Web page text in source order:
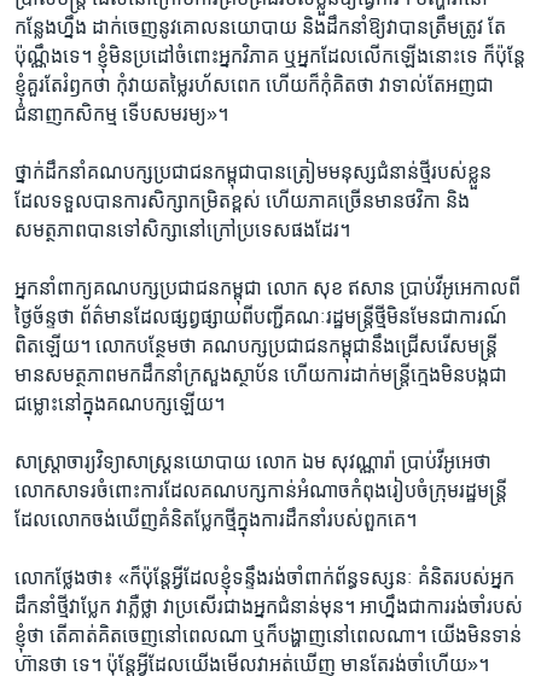
កន្លែង​ហ្នឹង ​ដាក់​ចេញនូវ​គោល​នយោបាយ​ និងដឹកនាំ​ឱ្យ​វា​បាន​ត្រឹម​ត្រូវ ​តែ​
ប៉ុណ្ណឹង​ទេ។ ​ខ្ញុំ​មិន​ប្រដៅ​ចំពោះ​អ្នក​វិភាគ​ ឬ​អ្នក​ដែល​លើក​ឡើង​នោះ​ទេ​ ក៏​ប៉ុន្តែ​
ខ្ញុំ​គួរ​តែ​រំឭក​ថា ​កុំ​វាយ​តម្លៃ​រហ័ស​ពេក ហើយ​ក៏​កុំ​គិត​ថា ​វា​ទាល់​តែ​អញ​ជា​
ជំនាញ​កសិកម្ម​ ទើប​សម​រម្យ»។​
ថ្នាក់​ដឹកនាំ​គណបក្ស​ប្រជាជន​កម្ពុជា​បានត្រៀម​មនុស្ស​ជំនាន់​ថ្មី​របស់​ខ្លួន​
ដែលទទួល​បាន​ការ​សិក្សា​កម្រិត​ខ្ពស់​ ហើយ​ភាគ​ច្រើន​មាន​ថវិកា​ និង​
សមត្ថភាព​បាន​ទៅ​សិក្សា​នៅ​ក្រៅ​ប្រទេស​ផង​ដែរ។​
អ្នក​នាំពាក្យ​គណបក្ស​ប្រជាជន​កម្ពុជា ​លោក​ សុខ ឥសាន​ ប្រាប់​វីអូអេ​កាលពី​
ថ្ងៃច័ន្ទ​ថា ​ព័ត៌មាន​ដែល​ផ្សព្វផ្សាយ​ពី​បញ្ជី​គណៈ​រដ្ឋមន្ត្រី​ថ្មី​មិន​មែន​ជា​ការណ៍​
ពិត​ឡើយ។ ​លោក​បន្ថែម​ថា​ គណបក្ស​ប្រជាជន​កម្ពុជា​នឹង​ជ្រើស​រើស​មន្រ្តី​
មាន​សមត្ថភាព​មក​ដឹកនាំ​ក្រសួង​ស្ថាប័ន​ ហើយ​ការ​ដាក់​មន្រ្តី​ក្មេង​មិន​បង្ក​ជា​
ជម្លោះ​នៅ​ក្នុង​គណបក្ស​ឡើយ។
សាស្ត្រាចារ្យ​វិទ្យាសាស្ត្រ​នយោបាយ​ លោក ​ឯម សុវណ្ណារ៉ា ​ប្រាប់​វីអូអេ​ថា​
លោក​សាទរ​ចំពោះ​ការ​ដែល​គណ​បក្ស​កាន់​អំណាច​កំពុង​រៀបចំ​ក្រុម​រដ្ឋមន្រ្តី ​
ដែល​លោក​ចង់​ឃើញ​គំនិត​ប្លែក​ថ្មី​ក្នុង​ការ​ដឹកនាំ​របស់​ពួកគេ។​
លោក​ថ្លែង​ថា៖ ​«ក៏​ប៉ុន្តែ​អ្វី​ដែល​ខ្ញុំ​ទន្ទឹង​រង់​ចាំ​ពាក់​ព័ន្ធ​ទស្សនៈ​ គំនិត​របស់​អ្នក​
ដឹកនាំ​ថ្មី​វា​ប្លែក​ វាភ្លឺ​ថ្លា ​វា​ប្រសើរ​ជាង​អ្នក​ជំនាន់​មុន។ ​អាហ្នឹង​ជា​ការ​រង់ចាំ​របស់​
ខ្ញុំ​ថា តើ​គាត់​គិត​ចេញ​នៅ​ពេល​ណា ​ឬក៏​បង្ហាញ​នៅ​ពេល​ណា។​ យើង​មិន​ទាន់​
ហ៊ាន​ថា ​ទេ។​ ប៉ុន្តែអ្វី​ដែល​យើង​មើល​វា​អត់​ឃើញ ​មាន​តែ​រង់ចាំ​ហើយ»។​